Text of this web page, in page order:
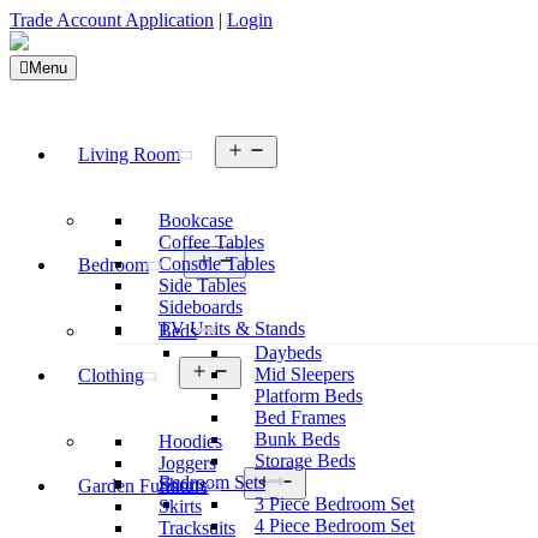
Trade Account Application | Login
Menu
Living Room
menu
Bookcase
Coffee Tables
Console Tables
Side Tables
Sideboards
TV Units & Stands
Bedroom
Open
menu
Beds
Daybeds
Mid Sleepers
Platform Beds
Bed Frames
Bunk Beds
Storage Beds
Bedroom Sets
3 Piece Bedroom Set
4 Piece Bedroom Set
Clothing
Open
menu
Hoodies
Joggers
Shorts
Skirts
Tracksuits
Garden Furniture
menu